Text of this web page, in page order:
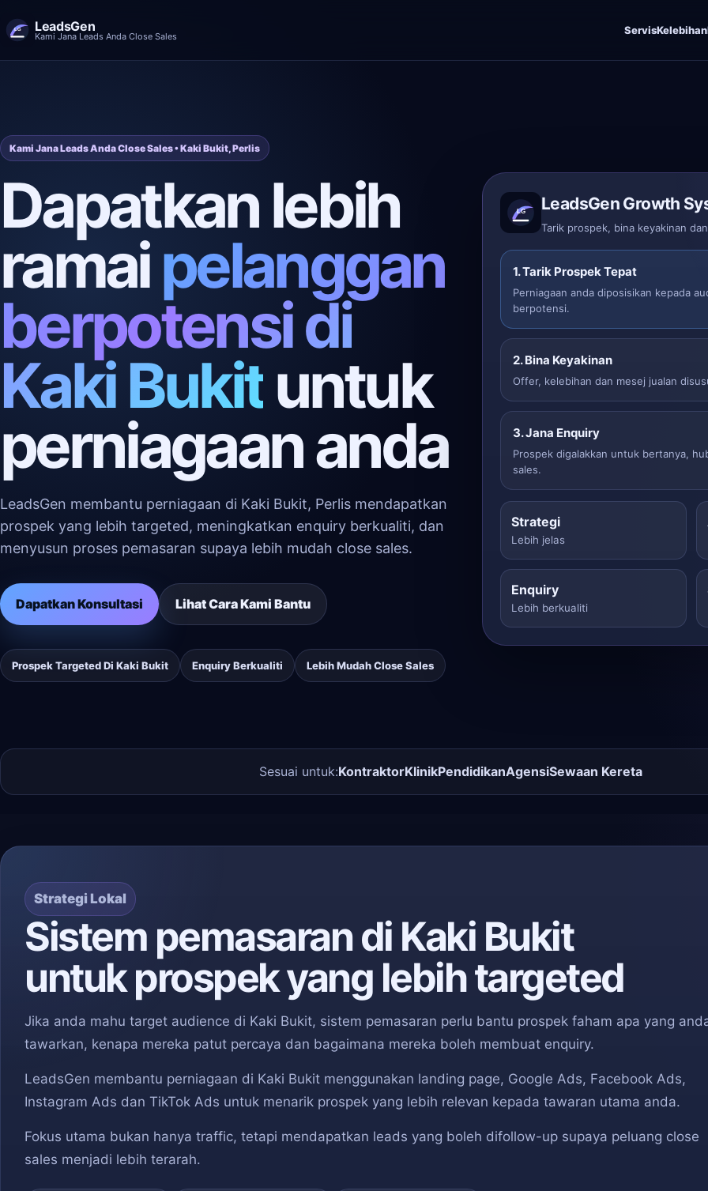
LeadsGen
Kami Jana Leads Anda Close Sales ServisKelebihan
Kami Jana Leads Anda Close Sales • Kaki Bukit, Perlis
Dapatkan lebih
ramaipelanggan
berpotensi di
Kaki Bukituntuk
perniagaan anda
LeadsGen membantu perniagaan di Kaki Bukit, Perlis mendapatkan
prospek yang lebih targeted, meningkatkan enquiry berkualiti, dan
menyusun proses pemasaran supaya lebih mudah close sales.
Dapatkan Konsultasi Lihat Cara Kami Bantu
Prospek Targeted Di Kaki Bukit Enquiry Berkualiti Lebih Mudah Close Sales
LeadsGen Growth
Tarik prospek, bina keyakinan
1. Tarik Prospek Tepat
Perniagaan anda diposisikan kepada
berpotensi.
2. Bina Keyakinan
Offer, kelebihan dan mesej jualan
3. Jana Enquiry
Prospek digalakkan untuk bertanya,
sales.
Strategi
Lebih jelas
Enquiry
Lebih berkualiti
Sesuai untuk:KontraktorKlinikPendidikanAgensiSewaan Kereta
Strategi Lokal
Sistem pemasaran di Kaki Bukit
untuk prospek yang lebih targeted
Jika anda mahu target audience di Kaki Bukit, sistem pemasaran perlu bantu prospek faham apa yang
tawarkan, kenapa mereka patut percaya dan bagaimana mereka boleh membuat enquiry.
LeadsGen membantu perniagaan di Kaki Bukit menggunakan landing page, Google Ads, Facebook Ads,
Instagram Ads dan TikTok Ads untuk menarik prospek yang lebih relevan kepada tawaran utama anda.
Fokus utama bukan hanya traffic, tetapi mendapatkan leads yang boleh difollow-up supaya peluang close
sales menjadi lebih terarah.